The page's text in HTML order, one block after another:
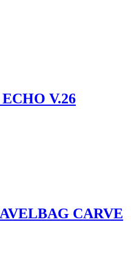
V.26
CARVE